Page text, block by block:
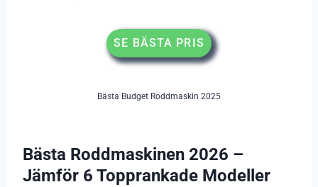
SE BÄSTA PRIS
Bästa Budget Roddmaskin 2025
Bästa Roddmaskinen 2026 –
Jämför 6 Topprankade Modeller